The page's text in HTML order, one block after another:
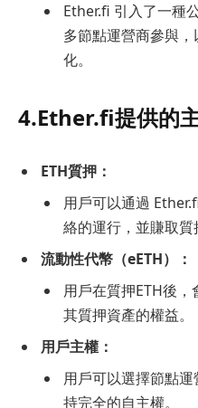
Ether.fi 引入了一種
多節點運營商參與
化。
4.Ether.fi提供的
ETH質押：
用戶可以通過
絡的運行，並賺取質
流動性代幣（eETH）：
用戶在質押ETH後
其質押資產的權益。
用戶主權：
用戶可以選擇節點
持完全的自主權。